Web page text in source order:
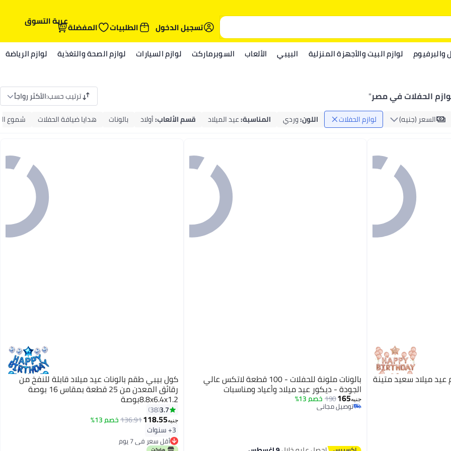
تسجيل الدخول
الطلبيات المفضلةعربة التسوق
والبرفيوم لوازم البيت والأجهزة المنزلية البيبي الألعاب السوبرماركت لوازم السيارات لوازم الصحة والتغذية لوازم الرياضة
الحفلات في مصر" ترتيب حسب:الأكثر رواجاً
السعر (جنيه) لوازم الحفلات اللون:وردي المناسبة:عيد الميلاد قسم الألعاب:أولاد بالونات هدايا ضيافة الحفلات شموع
عيد ميلاد سعيد متينة بالونات ملونة للحفلات - 100 قطعة لاتكس عالي
الجودة - ديكور عيد ميلاد وأعياد ومناسبات
جنيه165
190خصم 13%
توصيل مجاني
توصيل مجاني
كول بيبي طقم بالونات عيد ميلاد قابلة للنفخ من
رقائق المعدن من 25 قطعة بمقاس 16 بوصة
8.8x6.4x1.2بوصة
3.7
38
جنيه118.55
136.91خصم 13%
3+ سنوات
أقل سعر في 7 يوم